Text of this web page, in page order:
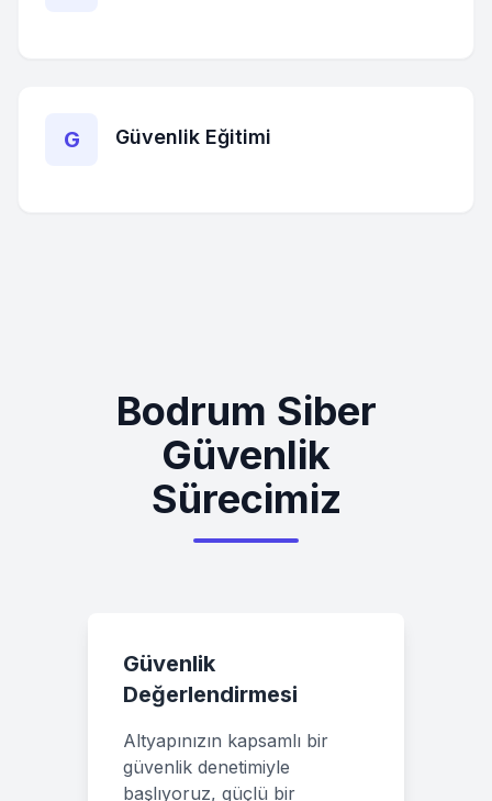
G Güvenlik Eğitimi
Bodrum Siber
Güvenlik
Sürecimiz
Güvenlik
Değerlendirmesi
Altyapınızın kapsamlı bir
güvenlik denetimiyle
başlıyoruz, güçlü bir